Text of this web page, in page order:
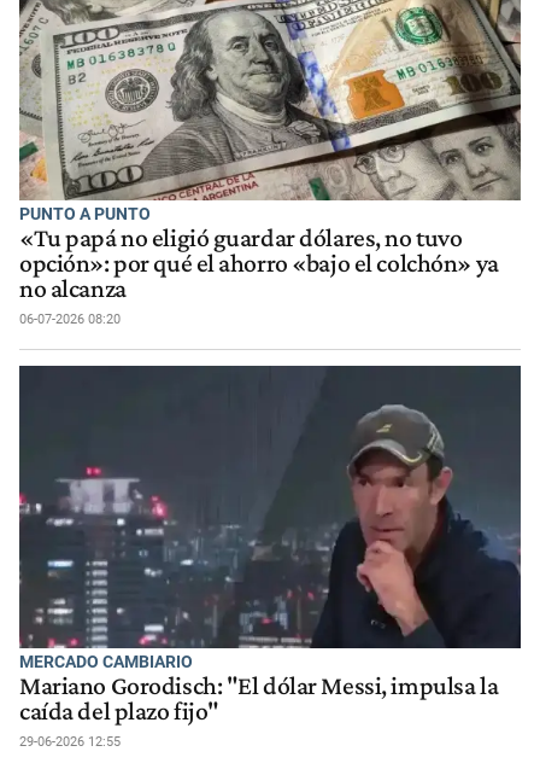
PUNTO A PUNTO
«Tu papá no eligió guardar dólares, no tuvo
opción»: por qué el ahorro «bajo el colchón» ya
no alcanza
06-07-2026 08:20
MERCADO CAMBIARIO
Mariano Gorodisch: "El dólar Messi, impulsa la
caída del plazo fijo"
29-06-2026 12:55